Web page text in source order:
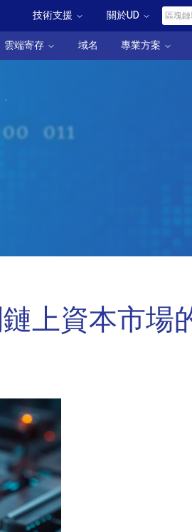
技術支援
關於UD
雲端寄存 域名 專業方案
上資本市場